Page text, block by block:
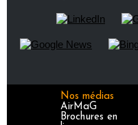
Nos médias
AirMaG
Brochures en